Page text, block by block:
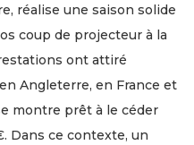
réalise une saison solide
coup de projecteur à la
ont attiré
Angleterre, en France et
montre prêt à le céder
Dans ce contexte, un